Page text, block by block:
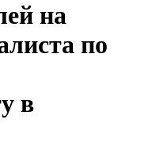
на
по
в